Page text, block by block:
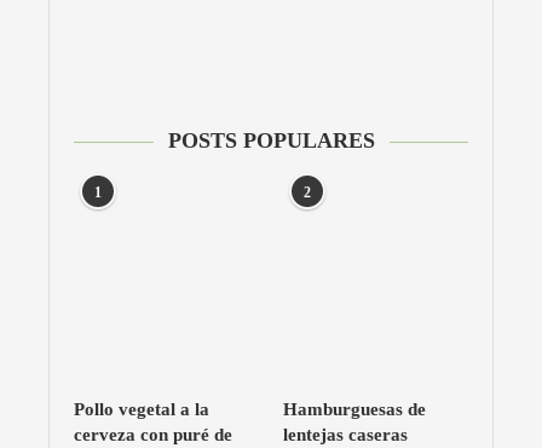
POSTS POPULARES
1
Pollo vegetal a la
cerveza con puré de
2
Hamburguesas de
lentejas caseras